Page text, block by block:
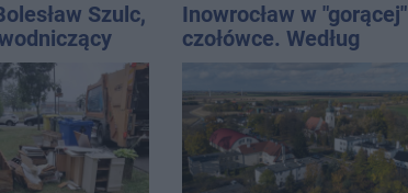
Szulc,
i
dyrektor SP
Inowrocław w "gorącej"
czołówce. Według
analizy Onetu nasze
miasto jest jednym z
najbardziej narażonych
na upały